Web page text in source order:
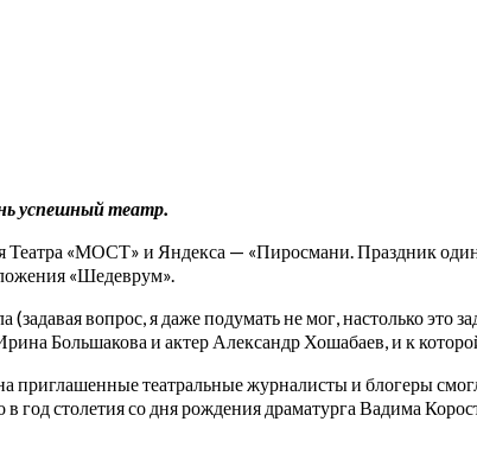
успешный театр.
Театра «МОСТ» и Яндекса — «Пиросмани. Праздник
«Шедеврум».
вопрос, я даже подумать не мог, настолько это
Большакова и актер Александр Хошабаев, и к
приглашенные театральные журналисты и блогеры
год столетия со дня рождения драматурга Вадима